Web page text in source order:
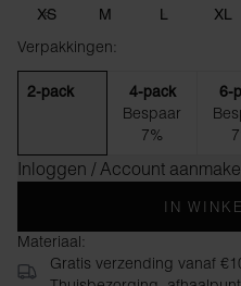
XS M L XL
Verpakkingen:
2-pack 4-pack
Bespaar
7%
6-
Inloggen / Account
IN
Materiaal:
Gratis verzending vanaf